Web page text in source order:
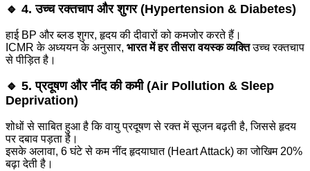
🔹 4. उच्च रक्तचाप और शुगर (Hypertension & Diabetes)
हाई BP और ब्लड शुगर, हृदय की दीवारों को कमजोर करते हैं।
ICMR के अध्ययन के अनुसार, भारत में हर तीसरा वयस्क व्यक्तिउच्च रक्तचाप
से पीड़ित है।
🔹 5. प्रदूषण और नींद की कमी (Air Pollution & Sleep
Deprivation)
शोधों से साबित हुआ है कि वायु प्रदूषण से रक्त में सूजन बढ़ती है, जिससे हृदय
पर दबाव पड़ता है।
इसके अलावा, 6 घंटे से कम नींद हृदयाघात (Heart Attack) का जोखिम 20%
बढ़ा देती है।